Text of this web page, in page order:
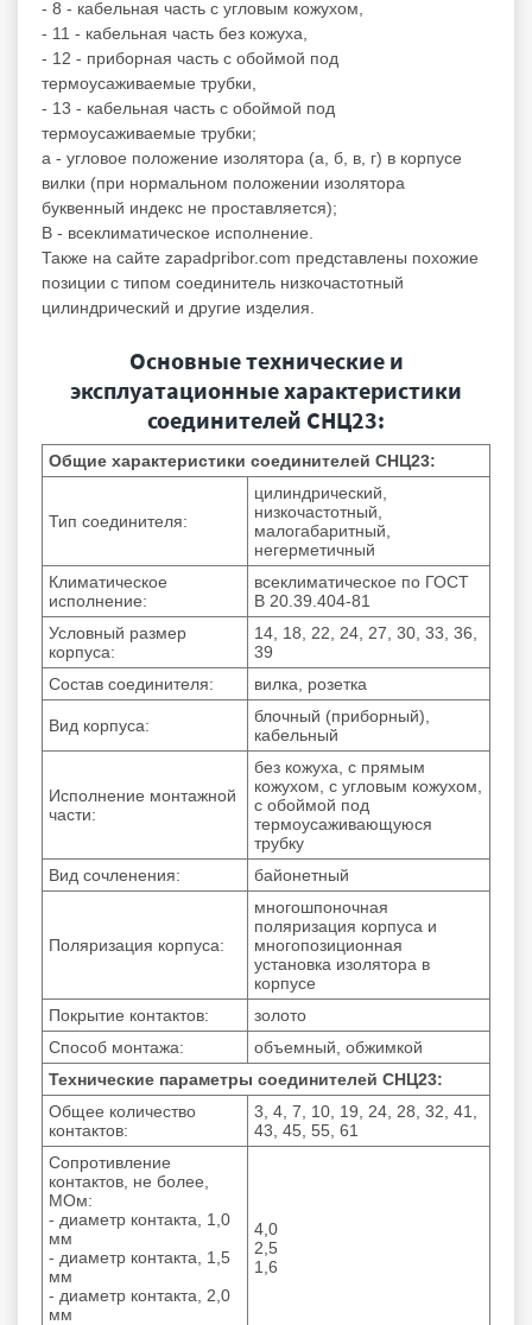
- 8 - кабельная часть с угловым кожухом,
- 11 - кабельная часть без кожуха,
- 12 - приборная часть с обоймой под
термоусаживаемые трубки,
- 13 - кабельная часть с обоймой под
термоусаживаемые трубки;
а - угловое положение изолятора (а, б, в, г) в корпусе
вилки (при нормальном положении изолятора
буквенный индекс не проставляется);
В - всеклиматическое исполнение.
Также на сайте zapadpribor.com представлены похожие
позиции с типом соединитель низкочастотный
цилиндрический и другие изделия.
Основные технические и
эксплуатационные характеристики
соединителей СНЦ23:
Общие характеристики соединителей СНЦ23:
Тип соединителя:
цилиндрический,
низкочастотный,
малогабаритный,
негерметичный
Климатическое
исполнение:
всеклиматическое по ГОСТ
В 20.39.404-81
Условный размер
корпуса:
14, 18, 22, 24, 27, 30, 33, 36,
39
Состав соединителя:
вилка, розетка
Вид корпуса:
блочный (приборный),
кабельный
Исполнение монтажной
части:
без кожуха, с прямым
кожухом, с угловым кожухом,
с обоймой под
термоусаживающуюся
трубку
Вид сочленения:
байонетный
Поляризация корпуса:
многошпоночная
поляризация корпуса и
многопозиционная
установка изолятора в
корпусе
Покрытие контактов:
золото
Способ монтажа:
объемный, обжимкой
Технические параметры соединителей СНЦ23:
Общее количество
контактов:
3, 4, 7, 10, 19, 24, 28, 32, 41,
43, 45, 55, 61
Сопротивление
контактов, не более,
МОм:
- диаметр контакта, 1,0
мм
- диаметр контакта, 1,5
мм
- диаметр контакта, 2,0
мм
4,0
2,5
1,6